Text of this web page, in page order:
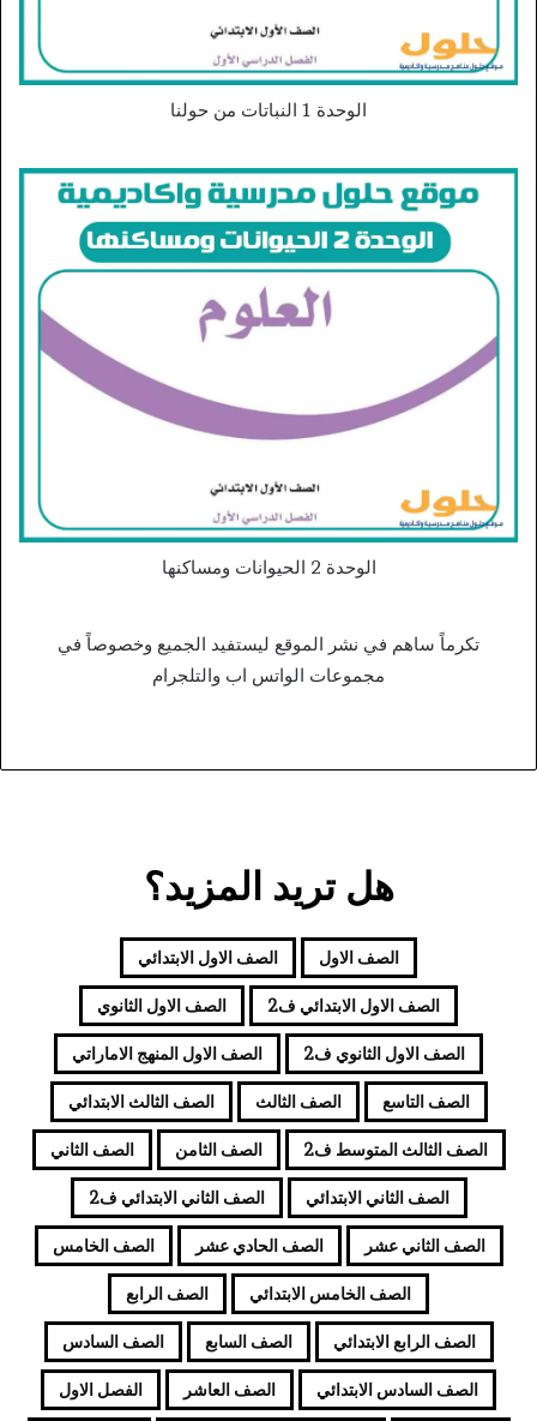
الوحدة 1 النباتات من حولنا
الوحدة 2 الحيوانات ومساكنها
تكرماً ساهم في نشر الموقع ليستفيد الجميع وخصوصاً في
مجموعات الواتس اب والتلجرام
هل تريد المزيد؟
الصف الاول الصف الاول الابتدائي
الصف الاول الابتدائي ف2 الصف الاول الثانوي
الصف الاول الثانوي ف2 الصف الاول المنهج الاماراتي
الصف التاسع الصف الثالث الصف الثالث الابتدائي
الصف الثالث المتوسط ف2 الصف الثامن الصف الثاني
الصف الثاني الابتدائي الصف الثاني الابتدائي ف2
الصف الثاني عشر الصف الحادي عشر الصف الخامس
الصف الخامس الابتدائي الصف الرابع
الصف الرابع الابتدائي الصف السابع الصف السادس
الصف السادس الابتدائي الصف العاشر الفصل الاول